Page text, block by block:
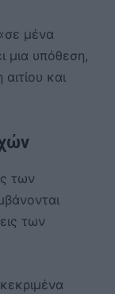
μένα
μια υπόθεση,
και
των
των